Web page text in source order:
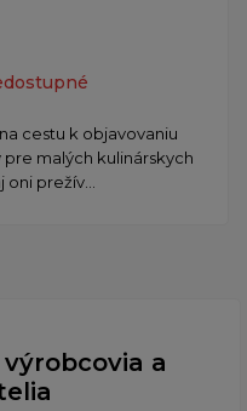
cestu k objavovaniu
malých kulinárskych
prežív...
a